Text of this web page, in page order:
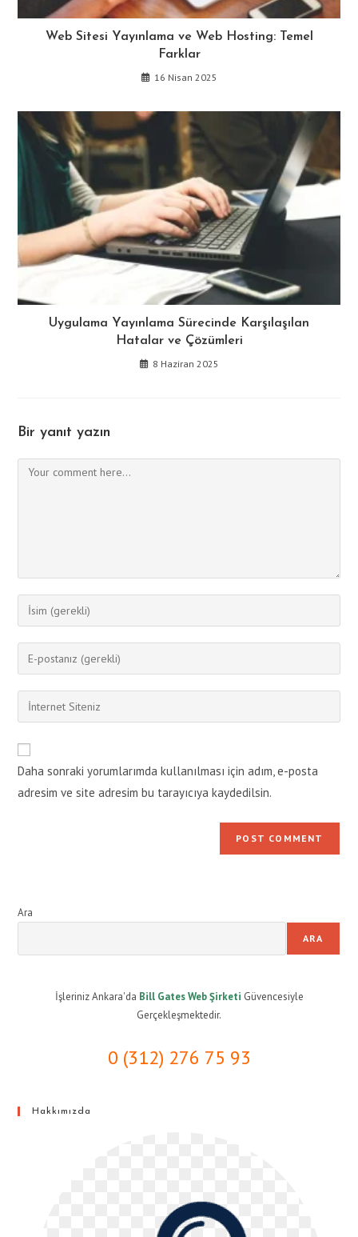
Web Sitesi Yayınlama ve Web Hosting: Temel
Farklar
16 Nisan 2025
Uygulama Yayınlama Sürecinde Karşılaşılan
Hatalar ve Çözümleri
8 Haziran 2025
Bir yanıt yazın
Comment
Enter
your
name
comment
Enter
your
email
address
Enter
your
URL
(optional)
Daha sonraki yorumlarımda kullanılması için adım, e-posta
adresim ve site adresim bu tarayıcıya kaydedilsin.
Ara
ARA
İşleriniz Ankara'da Bill Gates Web Şirketi Güvencesiyle
Gerçekleşmektedir.
0 (312) 276 75 93
Hakkımızda